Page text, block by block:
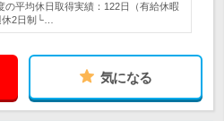
の平均休日取得実績：122日（有給休暇
2日制└…
気になる